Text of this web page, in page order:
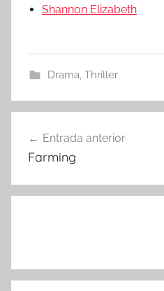
Shannon Elizabeth
Drama, Thriller
Navegación
de
entradas
Entrada anterior
Farming